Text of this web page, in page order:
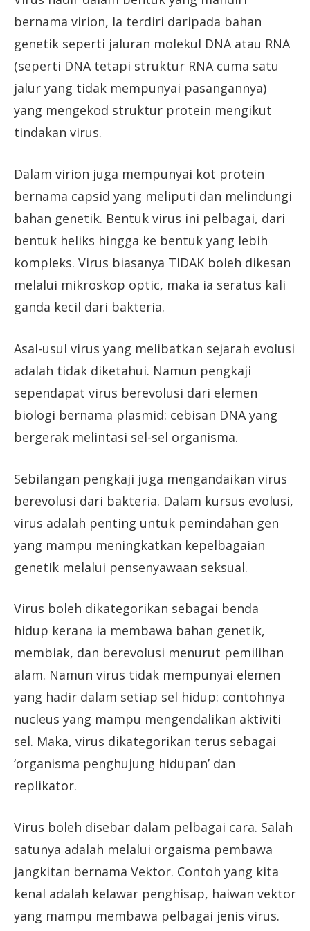
bernama virion, Ia terdiri daripada bahan
genetik seperti jaluran molekul DNA atau RNA
(seperti DNA tetapi struktur RNA cuma satu
jalur yang tidak mempunyai pasangannya)
yang mengekod struktur protein mengikut
tindakan virus.
Dalam virion juga mempunyai kot protein
bernama capsid yang meliputi dan melindungi
bahan genetik. Bentuk virus ini pelbagai, dari
bentuk heliks hingga ke bentuk yang lebih
kompleks. Virus biasanya TIDAK boleh dikesan
melalui mikroskop optic, maka ia seratus kali
ganda kecil dari bakteria.
Asal-usul virus yang melibatkan sejarah evolusi
adalah tidak diketahui. Namun pengkaji
sependapat virus berevolusi dari elemen
biologi bernama plasmid: cebisan DNA yang
bergerak melintasi sel-sel organisma.
Sebilangan pengkaji juga mengandaikan virus
berevolusi dari bakteria. Dalam kursus evolusi,
virus adalah penting untuk pemindahan gen
yang mampu meningkatkan kepelbagaian
genetik melalui pensenyawaan seksual.
Virus boleh dikategorikan sebagai benda
hidup kerana ia membawa bahan genetik,
membiak, dan berevolusi menurut pemilihan
alam. Namun virus tidak mempunyai elemen
yang hadir dalam setiap sel hidup: contohnya
nucleus yang mampu mengendalikan aktiviti
sel. Maka, virus dikategorikan terus sebagai
‘organisma penghujung hidupan’ dan
replikator.
Virus boleh disebar dalam pelbagai cara. Salah
satunya adalah melalui orgaisma pembawa
jangkitan bernama Vektor. Contoh yang kita
kenal adalah kelawar penghisap, haiwan vektor
yang mampu membawa pelbagai jenis virus.